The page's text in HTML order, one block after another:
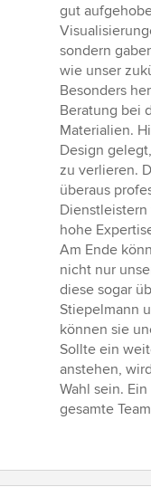
gut
sondern
wie unser
Besonders
Beratung bei
Materialien.
Design
zu verlieren.
überaus
hohe
Am Ende
nicht nur
diese sogar
Stiepelmann
können sie
Sollte ein
anstehen,
Wahl sein.
gesamte